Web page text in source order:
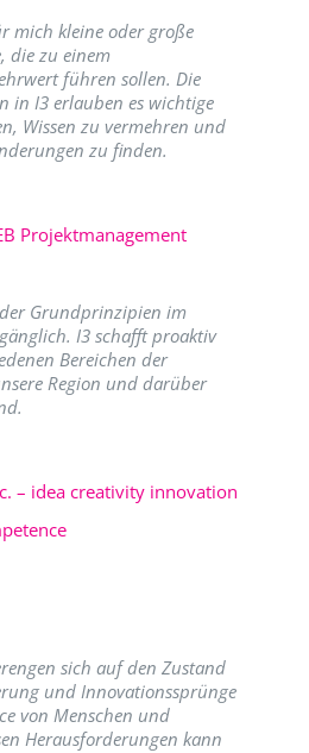
mich kleine oder große
die zu einem
führen sollen. Die
in I3 erlauben es wichtige
Wissen zu vermehren und
zu finden.
Projektmanagement
Grundprinzipien im
I3 schafft proaktiv
Bereichen der
Region und darüber
– idea creativity innovation
sich auf den Zustand
und Innovationssprünge
von Menschen und
Herausforderungen kann